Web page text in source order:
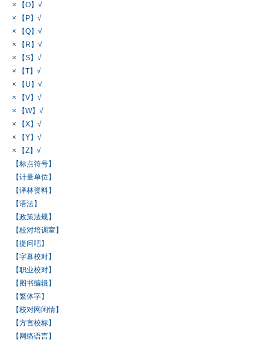
× 【O】√
× 【P】√
× 【Q】√
× 【R】√
× 【S】√
× 【T】√
× 【U】√
× 【V】√
× 【W】√
× 【X】√
× 【Y】√
× 【Z】√
【标点符号】
【计量单位】
【译林资料】
【语法】
【政策法规】
【校对培训室】
【提问吧】
【字幕校对】
【职业校对】
【图书编辑】
【繁体字】
【校对网闲情】
【方言校标】
【网络语言】